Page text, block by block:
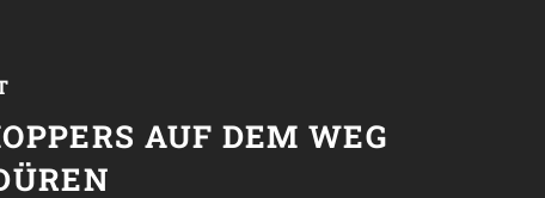
AUF DEM WEG